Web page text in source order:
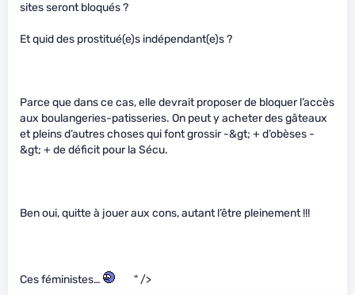
sites seront bloqués ?
Et quid des prostitué(e)s indépendant(e)s ?
Parce que dans ce cas, elle devrait proposer de bloquer l’accès
aux boulangeries-patisseries. On peut y acheter des gâteaux
et pleins d’autres choses qui font grossir -&gt; + d’obèses -
&gt; + de déficit pour la Sécu.
Ben oui, quitte à jouer aux cons, autant l’être pleinement !!!
Ces féministes… " />